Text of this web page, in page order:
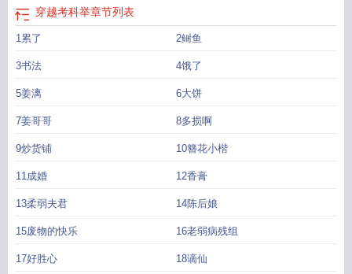
桂穿越考科举陈秉全文免费阅读
免费穿越考科举粟银穿越考科举byai呀呀虾仁穿越考科举大学生穿越考科
举穿越考科举陈秉 穿越考科举的书推荐纨绔公子穿越考科举
穿越考科举章节列表
1累了 2鲥鱼
3书法 4饿了
5姜漓 6大饼
7姜哥哥 8多损啊
9炒货铺 10簪花小楷
11成婚 12香膏
13柔弱夫君 14陈后娘
15废物的快乐 16老弱病残组
17好胜心 18谪仙